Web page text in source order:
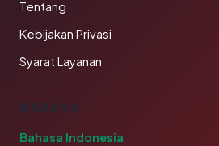
Tentang
Kebijakan Privasi
Syarat Layanan
BAHASA
Bahasa Indonesia